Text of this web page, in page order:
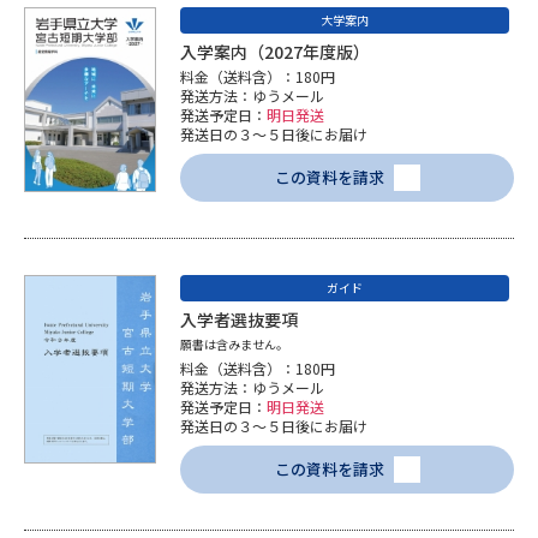
新増設大学・学部・学科特集
国際・グローバルに強い大学特
集
データサイエンス特集 奨学金・特待生制度特集
デジタルパンフレット 進路の３択
（高3生用）
（高2生用）
SELFBRAND特集ページ
オープンキャンパスなどを調べる
オープンキャンパス検索 実施プログラムから探す
来場型・Web型イベント特集 夢ナビライブ
大学案内
入学案内（2027年度版）
料金（送料含）：180円
発送方法：ゆうメール
発送予定日： 明日発送
発送日の３～５日後にお届け
この資料を請求
ガイド
入学者選抜要項
願書は含みません。
料金（送料含）：180円
発送方法：ゆうメール
発送予定日： 明日発送
発送日の３～５日後にお届け
この資料を請求